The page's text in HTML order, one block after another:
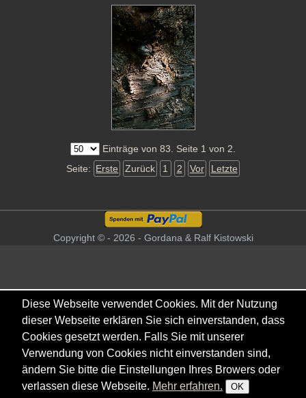
Einträge von 83. Seite 1 von 2.
Seite: Erste Zurück 1 2 Vor Letzte
Copyright © - 2026 - Gordana & Ralf Kistowski
Diese Webseite verwendet Cookies. Mit der Nutzung
dieser Webseite erklären Sie sich einverstanden, dass
Cookies gesetzt werden. Falls Sie mit unserer
Verwendung von Cookies nicht einverstanden sind,
ändern Sie bitte die Einstellungen Ihres Browers oder
verlassen diese Webseite. Mehr erfahren. OK